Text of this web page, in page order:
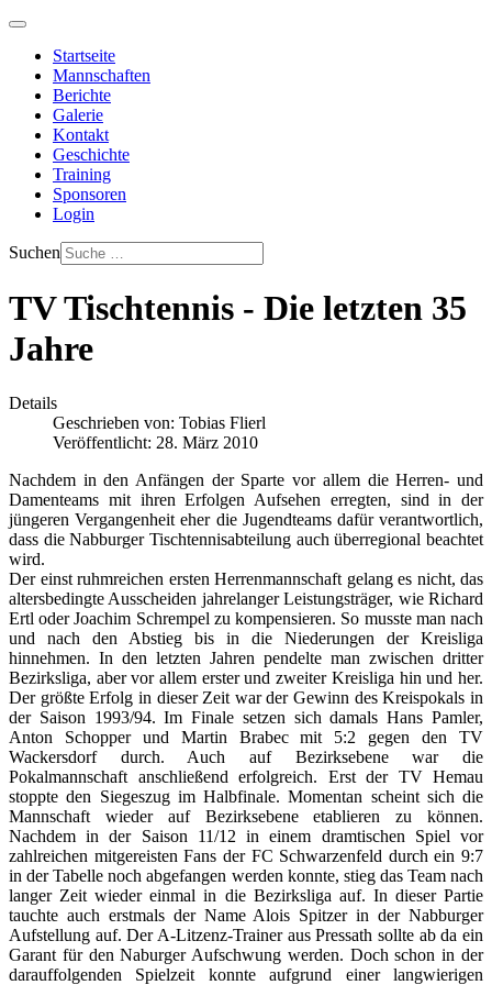
Startseite
Mannschaften
Berichte
Galerie
Kontakt
Geschichte
Training
Sponsoren
Login
Suchen
TV Tischtennis - Die letzten 35
Jahre
Details
Geschrieben von: Tobias Flierl
Veröffentlicht: 28. März 2010
Nachdem in den Anfängen der Sparte vor allem die Herren- und
Damenteams mit ihren Erfolgen Aufsehen erregten, sind in der
jüngeren Vergangenheit eher die Jugendteams dafür verantwortlich,
dass die Nabburger Tischtennisabteilung auch überregional beachtet
wird.
Der einst ruhmreichen ersten Herrenmannschaft gelang es nicht, das
altersbedingte Ausscheiden jahrelanger Leistungsträger, wie Richard
Ertl oder Joachim Schrempel zu kompensieren. So musste man nach
und nach den Abstieg bis in die Niederungen der Kreisliga
hinnehmen. In den letzten Jahren pendelte man zwischen dritter
Bezirksliga, aber vor allem erster und zweiter Kreisliga hin und her.
Der größte Erfolg in dieser Zeit war der Gewinn des Kreispokals in
der Saison 1993/94. Im Finale setzen sich damals Hans Pamler,
Anton Schopper und Martin Brabec mit 5:2 gegen den TV
Wackersdorf durch. Auch auf Bezirksebene war die
Pokalmannschaft anschließend erfolgreich. Erst der TV Hemau
stoppte den Siegeszug im Halbfinale. Momentan scheint sich die
Mannschaft wieder auf Bezirksebene etablieren zu können.
Nachdem in der Saison 11/12 in einem dramtischen Spiel vor
zahlreichen mitgereisten Fans der FC Schwarzenfeld durch ein 9:7
in der Tabelle noch abgefangen werden konnte, stieg das Team nach
langer Zeit wieder einmal in die Bezirksliga auf. In dieser Partie
tauchte auch erstmals der Name Alois Spitzer in der Nabburger
Aufstellung auf. Der A-Litzenz-Trainer aus Pressath sollte ab da ein
Garant für den Naburger Aufschwung werden. Doch schon in der
darauffolgenden Spielzeit konnte aufgrund einer langwierigen